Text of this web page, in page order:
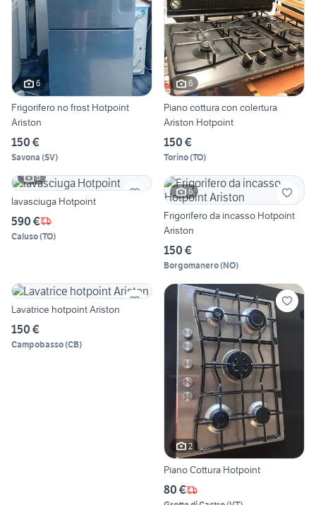
6
Frigorifero no frost Hotpoint
Ariston
150 €
Savona (SV)
6
Piano cottura con colertura
Ariston Hotpoint
150 €
Torino(TO)
6
lavasciuga Hotpoint
590 €
Caluso(TO)
6
Frigorifero da incasso Hotpoint
Ariston
150 €
Borgomanero(NO)
Lavatrice hotpoint Ariston
150 €
Campobasso(CB)
2
Piano Cottura Hotpoint
80 €